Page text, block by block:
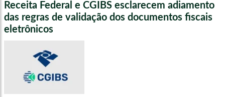
Receita Federal e CGIBS esclarecem adiamento
das regras de validação dos documentos fiscais
eletrônicos